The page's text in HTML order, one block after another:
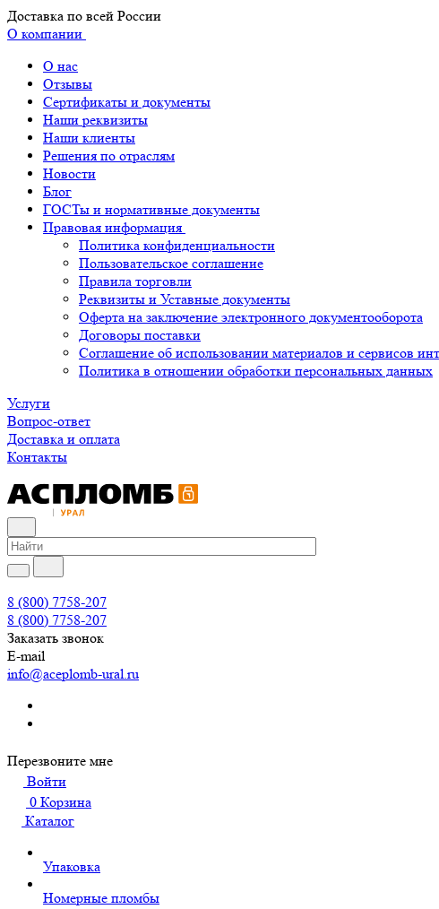
Доставка по всей России
О компании
О нас
Отзывы
Сертификаты и документы
Наши реквизиты
Наши клиенты
Решения по отраслям
Новости
Блог
ГОСТы и нормативные документы
Правовая информация
Политика конфиденциальности
Пользовательское соглашение
Правила торговли
Реквизиты и Уставные документы
Оферта на заключение электронного документооборота
Договоры поставки
Соглашение об использовании материалов и сервисов
Политика в отношении обработки персональных данных
Услуги
Вопрос-ответ
Доставка и оплата
Контакты
8 (800) 7758-207
8 (800) 7758-207
Заказать звонок
E-mail
info@aceplomb-ural.ru
Перезвоните мне
Войти
0 Корзина
Каталог
Упаковка
Номерные пломбы